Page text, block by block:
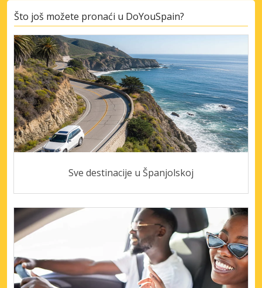
Što još možete pronaći u DoYouSpain?
Sve destinacije u Španjolskoj